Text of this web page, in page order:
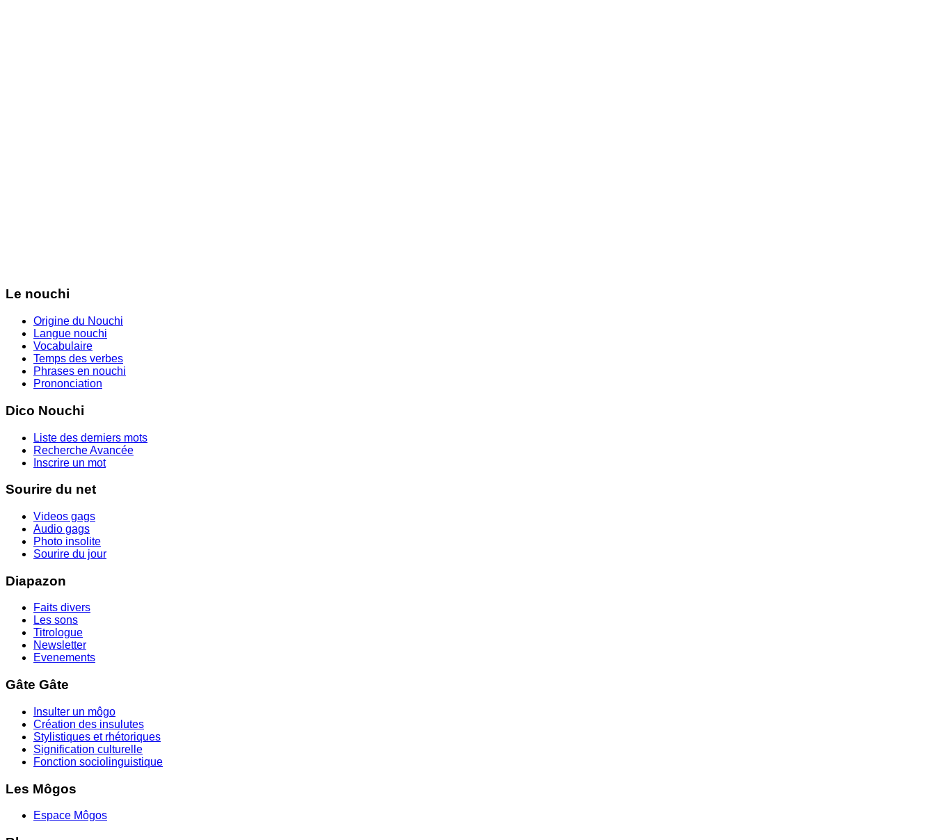
Le nouchi
Origine du Nouchi
Langue nouchi
Vocabulaire
Temps des verbes
Phrases en nouchi
Prononciation
Dico Nouchi
Liste des derniers mots
Recherche Avancée
Inscrire un mot
Sourire du net
Videos gags
Audio gags
Photo insolite
Sourire du jour
Diapazon
Faits divers
Les sons
Titrologue
Newsletter
Evenements
Gâte Gâte
Insulter un môgo
Création des insulutes
Stylistiques et rhétoriques
Signification culturelle
Fonction sociolinguistique
Les Môgos
Espace Môgos